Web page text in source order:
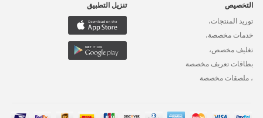
التخصيص
توريد المنتجات،
خدمات مخصصة،
تغليف مخصص،
بطاقات تعريف مخصصة
، ملصقات مخصصة
تنزيل التطبيق